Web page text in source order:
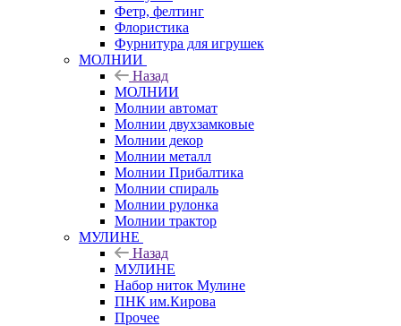
Фетр, фелтинг
Флористика
Фурнитура для игрушек
МОЛНИИ
Назад
МОЛНИИ
Молнии автомат
Молнии двухзамковые
Молнии декор
Молнии металл
Молнии Прибалтика
Молнии спираль
Молнии рулонка
Молнии трактор
МУЛИНЕ
Назад
МУЛИНЕ
Набор ниток Мулине
ПНК им.Кирова
Прочее